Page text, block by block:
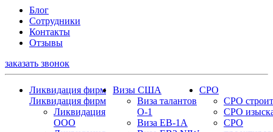
Блог
Сотрудники
Контакты
Отзывы
заказать звонок
Ликвидация фирм
Ликвидация фирм
Ликвидация
ООО
Визы США
Виза талантов
О-1
Виза EB-1A
СРО
СРО
СРО
СРО